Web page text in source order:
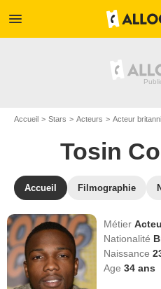
menu
Accueil Stars Acteurs Acteur
Tosin
Accueil Filmographie
Métier
Nationalité
Naissance
Age34 ans